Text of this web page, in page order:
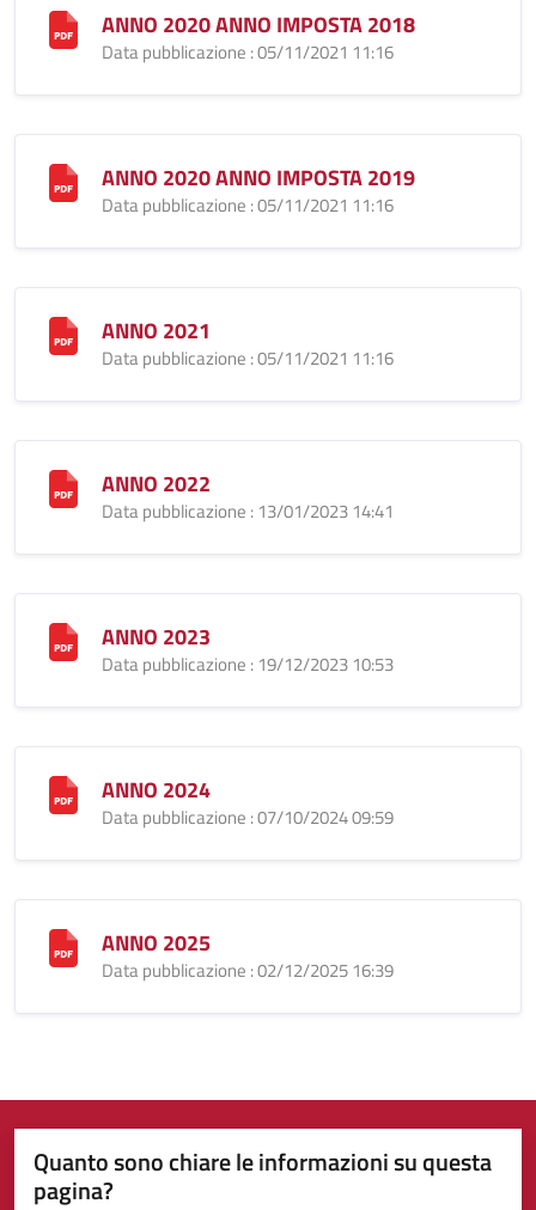
ANNO 2020 ANNO IMPOSTA 2018
Data pubblicazione : 05/11/2021 11:16
ANNO 2020 ANNO IMPOSTA 2019
Data pubblicazione : 05/11/2021 11:16
ANNO 2021
Data pubblicazione : 05/11/2021 11:16
ANNO 2022
Data pubblicazione : 13/01/2023 14:41
ANNO 2023
Data pubblicazione : 19/12/2023 10:53
ANNO 2024
Data pubblicazione : 07/10/2024 09:59
ANNO 2025
Data pubblicazione : 02/12/2025 16:39
Quanto sono chiare le informazioni su questa
pagina?